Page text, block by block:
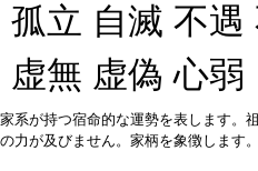
孤立 自滅 不
虚無 虚偽 心弱
家系が持つ宿命的な運勢を表します。
の力が及びません。家柄を象徴します